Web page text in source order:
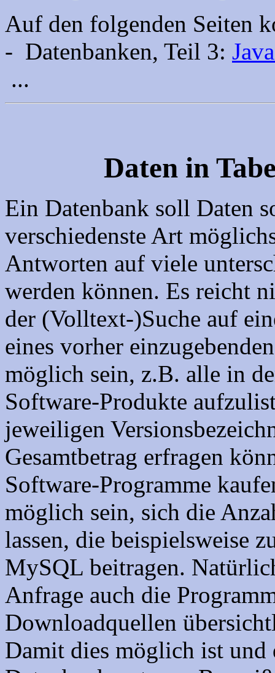
Auf den folgenden Seiten
- Datenbanken, Teil 3:
...
Daten in
Ein Datenbank soll Daten
verschiedenste Art
Antworten auf viele
werden können. Es reicht
der (Volltext-)Suche auf
eines vorher
möglich sein, z.B. alle in
Software-Produkte
jeweiligen
Gesamtbetrag erfragen
Software-Programme
möglich sein, sich die
lassen, die beispielsweise
MySQL beitragen.
Anfrage auch die
Downloadquellen
Damit dies möglich ist und